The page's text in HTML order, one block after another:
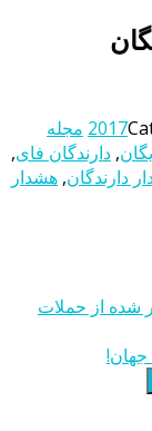
مجله
, دارندگان فای,
دارندگان, هشدار
شده از حملات